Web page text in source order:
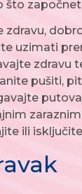
što
zdravu,
uzimati
zdravu
pušiti,
ili